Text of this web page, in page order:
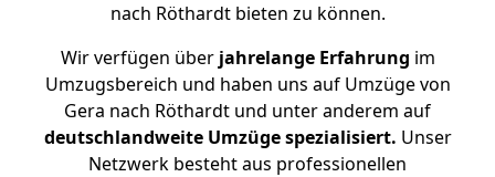
nach Röthardt bieten zu können.
Wir verfügen überjahrelange Erfahrung im
Umzugsbereich und haben uns auf Umzüge von
Gera nach Röthardt und unter anderem auf
deutschlandweite Umzüge spezialisiert. Unser
Netzwerk besteht aus professionellen